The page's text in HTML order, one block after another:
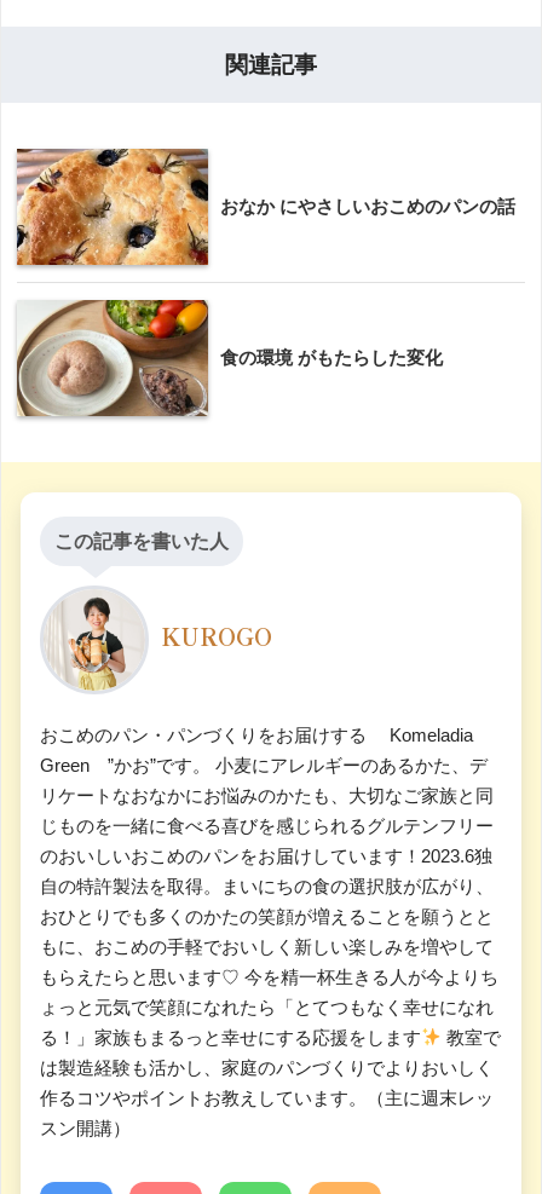
関連記事
おなか にやさしいおこめのパンの話
食の環境 がもたらした変化
この記事を書いた人
KUROGO
おこめのパン・パンづくりをお届けする Komeladia
Green ”かお”です。 小麦にアレルギーのあるかた、デ
リケートなおなかにお悩みのかたも、大切なご家族と同
じものを一緒に食べる喜びを感じられるグルテンフリー
のおいしいおこめのパンをお届けしています！2023.6独
自の特許製法を取得。まいにちの食の選択肢が広がり、
おひとりでも多くのかたの笑顔が増えることを願うとと
もに、おこめの手軽でおいしく新しい楽しみを増やして
もらえたらと思います♡ 今を精一杯生きる人が今よりち
ょっと元気で笑顔になれたら「とてつもなく幸せになれ
る！」家族もまるっと幸せにする応援をします
教室で
は製造経験も活かし、家庭のパンづくりでよりおいしく
作るコツやポイントお教えしています。（主に週末レッ
スン開講）